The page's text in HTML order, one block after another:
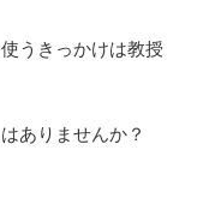
うきっかけは教授
ありませんか？